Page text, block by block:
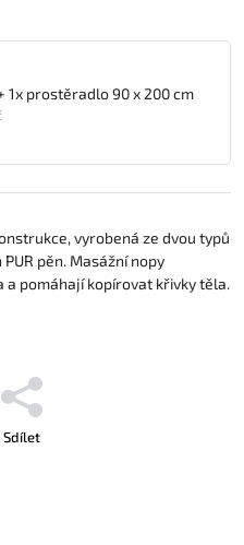
1x prostěradlo 90 x 200 cm
vyrobená ze dvou typů
pěn. Masážní nopy
pomáhají kopírovat křivky těla.
Sdílet